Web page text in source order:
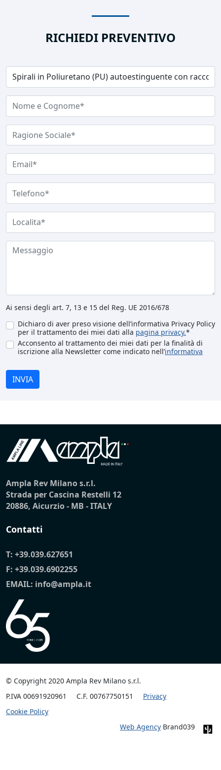
RICHIEDI PREVENTIVO
Ai sensi degli art. 7, 13 e 15 del Reg. UE 2016/678
Dichiaro di aver preso visione dell’informativa Privacy Policy
per il trattamento dei miei dati alla pagina privacy.*
Acconsento al trattamento dei miei dati per la finalità di
iscrizione alla Newsletter come indicato nell’informativa
INVIA
Ampla Rev Milano s.r.l.
Strada per Cascina Restelli 12
20886, Aicurzio - MB - ITALY
Contatti
T: +39.039.627651
F: +39.039.6902255
EMAIL: info@ampla.it
© Copyright 2020 Ampla Rev Milano s.r.l.
P.IVA 00691920961
C.F. 00767750151
Privacy
Cookie Policy
Web Agency Brand039